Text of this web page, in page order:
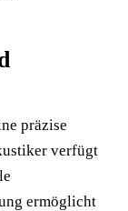
präzise
verfügt
ermöglicht